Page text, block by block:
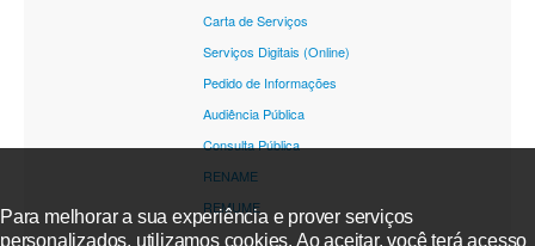
Carta de Serviços
Serviços Digitais (Online)
Pedido de Informações
Audiência Pública
Consulta Pública
RENAME
REMUME
Para melhorar a sua experiência e prover serviços
personalizados, utilizamos cookies. Ao aceitar, você terá acesso